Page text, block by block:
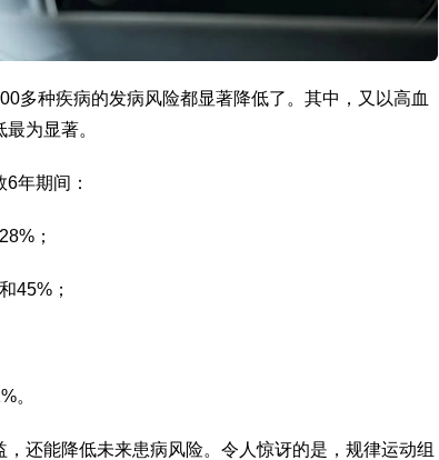
多种疾病的发病风险都显著降低了。其中，又以高血
为显著。
年期间：
；
45%；
。
还能降低未来患病风险。令人惊讶的是，规律运动组